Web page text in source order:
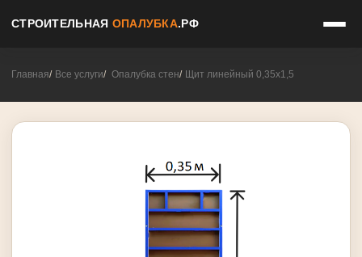
СТРОИТЕЛЬНАЯ ОПАЛУБКА.РФ
Главная Все услуги Опалубка стен Щит линейный 0,35х1,5